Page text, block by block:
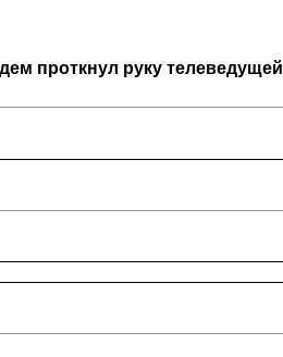
проткнул руку телеведущей